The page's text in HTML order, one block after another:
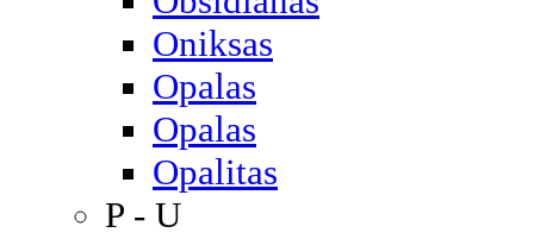
Oniksas
Opalas
Opalas
Opalitas
P - U